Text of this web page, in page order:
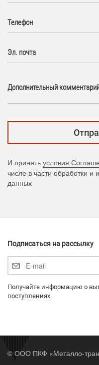
Телефон
Эл. почта
Дополнительный
И принять условия
числе в части обработки и
данных
Подписаться на рассылку
Получайте информацию о
поступлениях
© ООО ПКФ «Металло-